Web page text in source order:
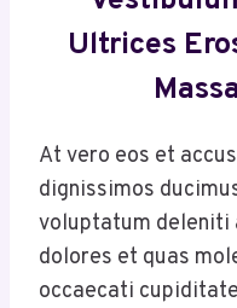
Ultrices
At vero eos et
dignissimos
voluptatum deleniti
dolores et quas
occaecati